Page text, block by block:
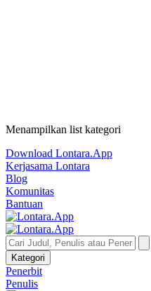
Menampilkan list kategori
Download Lontara.App
Kerjasama Lontara
Blog
Komunitas
Bantuan
Kategori
Penerbit
Penulis